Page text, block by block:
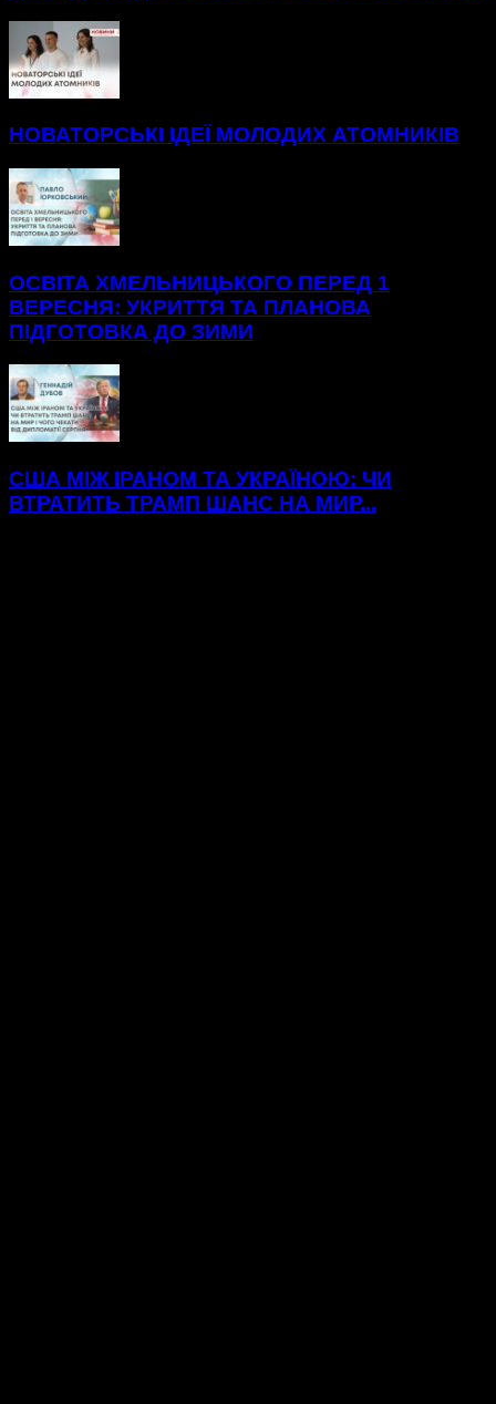
НОВАТОРСЬКІ ІДЕЇ МОЛОДИХ АТОМНИКІВ
ОСВІТА ХМЕЛЬНИЦЬКОГО ПЕРЕД 1
ВЕРЕСНЯ: УКРИТТЯ ТА ПЛАНОВА
ПІДГОТОВКА ДО ЗИМИ
США МІЖ ІРАНОМ ТА УКРАЇНОЮ: ЧИ
ВТРАТИТЬ ТРАМП ШАНС НА МИР...